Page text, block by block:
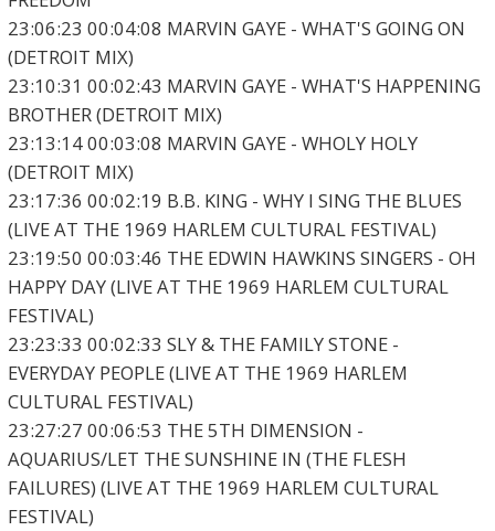
23:06:23 00:04:08 MARVIN GAYE - WHAT'S GOING ON
(DETROIT MIX)
23:10:31 00:02:43 MARVIN GAYE - WHAT'S HAPPENING
BROTHER (DETROIT MIX)
23:13:14 00:03:08 MARVIN GAYE - WHOLY HOLY
(DETROIT MIX)
23:17:36 00:02:19 B.B. KING - WHY I SING THE BLUES
(LIVE AT THE 1969 HARLEM CULTURAL FESTIVAL)
23:19:50 00:03:46 THE EDWIN HAWKINS SINGERS - OH
HAPPY DAY (LIVE AT THE 1969 HARLEM CULTURAL
FESTIVAL)
23:23:33 00:02:33 SLY & THE FAMILY STONE -
EVERYDAY PEOPLE (LIVE AT THE 1969 HARLEM
CULTURAL FESTIVAL)
23:27:27 00:06:53 THE 5TH DIMENSION -
AQUARIUS/LET THE SUNSHINE IN (THE FLESH
FAILURES) (LIVE AT THE 1969 HARLEM CULTURAL
FESTIVAL)